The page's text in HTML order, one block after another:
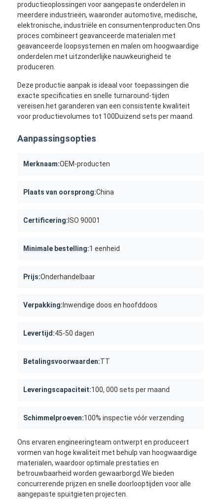
Ongeveer ons
Fabrieksreis
Contacteer ons
Ga Nu Praten.
Injectie het Vormen de Diensten
De plastic Injectie het Vormen Dienst
Overmoldingsinjectie het Vormen
Siliconeinjectie het Vormen
De Dienst van het matrijzenafgietsel
productieoplossingen voor aangepaste onderdelen in
meerdere industrieën, waaronder automotive, medische,
elektronische, industriële en consumentenproducten.Ons
proces combineert geavanceerde materialen met
geavanceerde loopsystemen en malen om hoogwaardige
onderdelen met uitzonderlijke nauwkeurigheid te
produceren.
Deze productie aanpak is ideaal voor toepassingen die
exacte specificaties en snelle turnaround-tijden
vereisen.het garanderen van een consistente kwaliteit
voor productievolumes tot 100Duizend sets per maand.
Aanpassingsopties
Merknaam:OEM-producten
Plaats van oorsprong:China
Certificering: ISO 90001
Minimale bestelling:1 eenheid
Prijs:Onderhandelbaar
Verpakking: Inwendige doos en hoofddoos
Levertijd:45-50 dagen
Betalingsvoorwaarden:TT
Leveringscapaciteit:100, 000 sets per maand
Schimmelproeven:100% inspectie vóór verzending
Ons ervaren engineeringteam ontwerpt en produceert
vormen van hoge kwaliteit met behulp van hoogwaardige
materialen, waardoor optimale prestaties en
betrouwbaarheid worden gewaarborgd.We bieden
concurrerende prijzen en snelle doorlooptijden voor alle
aangepaste spuitgieten projecten.